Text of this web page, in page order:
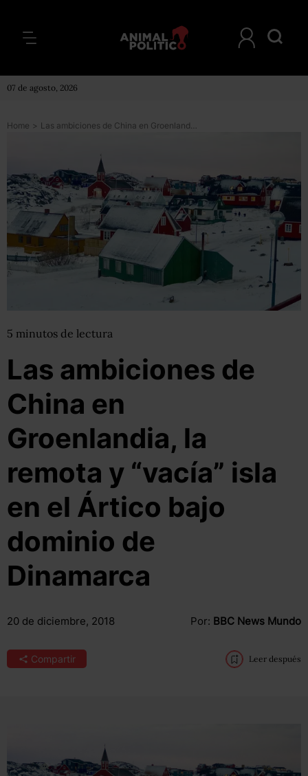
07 de agosto, 2026
Home > Las ambiciones de China en Groenlandia, la remota y “vacía” isla en el Ártico bajo dominio de Dinamarca
5 minutos de lectura
Las ambiciones de
China en
Groenlandia, la
remota y “vacía” isla
en el Ártico bajo
dominio de
Dinamarca
20 de diciembre, 2018 Por: BBC News Mundo
Compartir Leer después